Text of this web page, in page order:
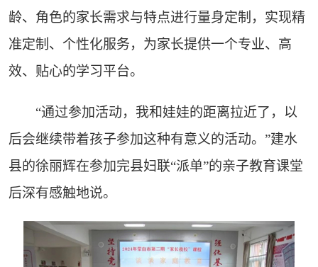
龄、角色的家长需求与特点进行量身定制，实现精
准定制、个性化服务，为家长提供一个专业、高
效、贴心的学习平台。
“通过参加活动，我和娃娃的距离拉近了，以
后会继续带着孩子参加这种有意义的活动。”建水
县的徐丽辉在参加完县妇联“派单”的亲子教育课堂
后深有感触地说。